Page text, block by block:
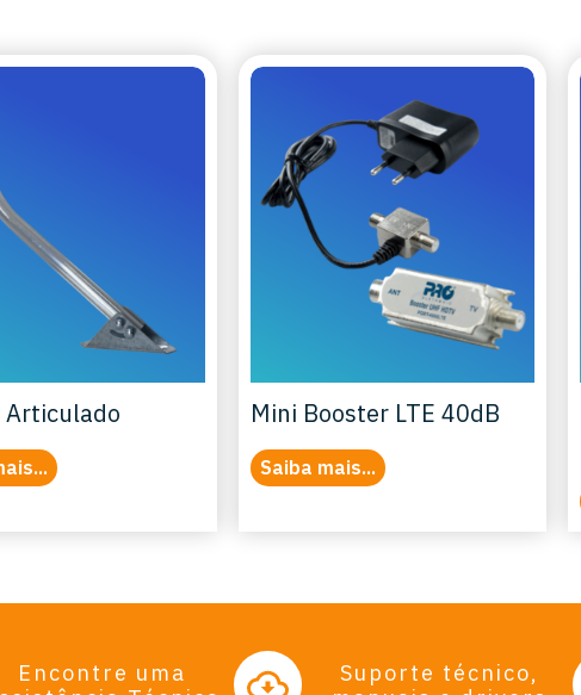
Articulado Mini Booster LTE 40dB
Saiba mais...
Encontre uma
Suporte técnico,